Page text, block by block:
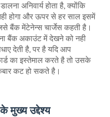
अनिवार्य होता है, क्योंकि
होगा और ऊपर से हर साल इसमें
बैंक मेंटेनेन्स चार्जेस कहती है।
बैंक अकाउंट में देखने को नही
देती है, पर है यदि आप
का इस्तेमाल करते है तो उसके
कट हो सकते है।
मुख्य उद्देश्य